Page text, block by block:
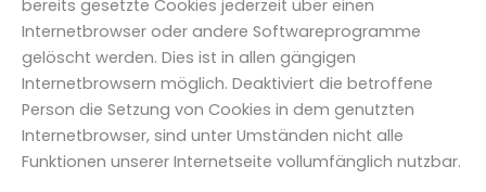
bereits gesetzte Cookies jederzeit über einen
Internetbrowser oder andere Softwareprogramme
gelöscht werden. Dies ist in allen gängigen
Internetbrowsern möglich. Deaktiviert die betroffene
Person die Setzung von Cookies in dem genutzten
Internetbrowser, sind unter Umständen nicht alle
Funktionen unserer Internetseite vollumfänglich nutzbar.